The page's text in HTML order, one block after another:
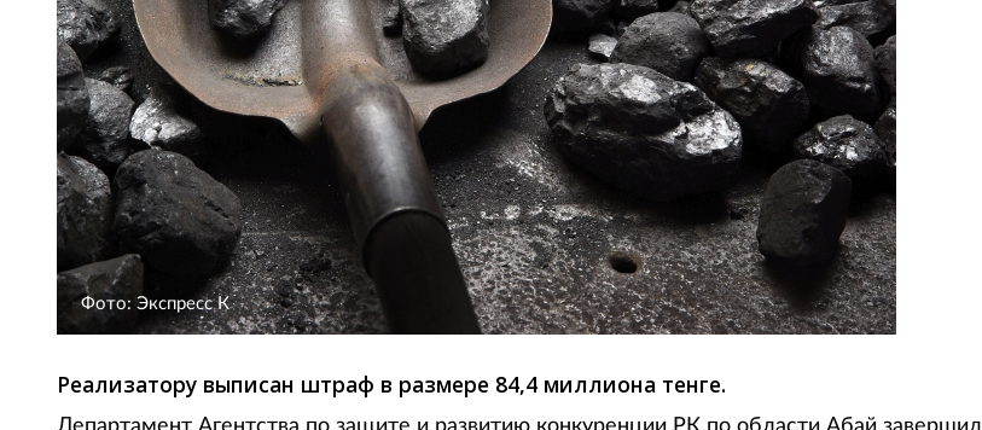
Фото: Экспресс К
Реализатору выписан штраф в размере 84,4 миллиона тенге.